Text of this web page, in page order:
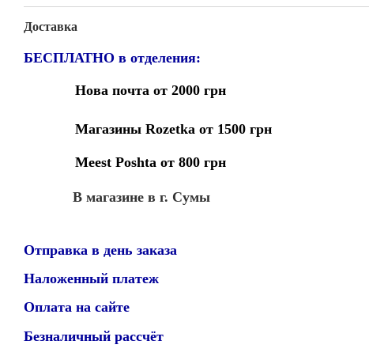
Доставка
БЕСПЛАТНО в отделения:
Нова почта от 2000 грн
Магазины Rozetka от 1500 грн
Meest Poshta от 800 грн
В магазине в г. Сумы
Отправка в день заказа
Наложенный платеж
Оплата на сайте
Безналичный рассчёт